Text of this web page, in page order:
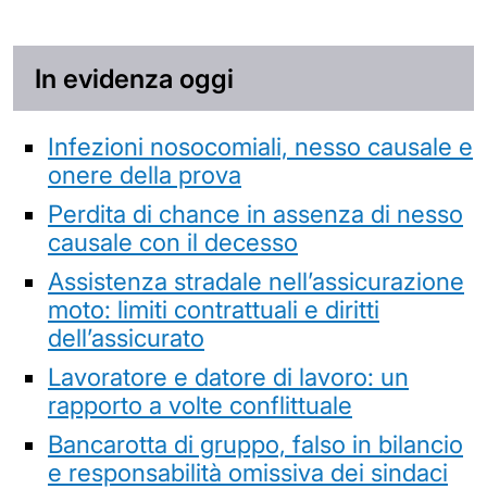
In evidenza oggi
Infezioni nosocomiali, nesso causale e
onere della prova
Perdita di chance in assenza di nesso
causale con il decesso
Assistenza stradale nell’assicurazione
moto: limiti contrattuali e diritti
dell’assicurato
Lavoratore e datore di lavoro: un
rapporto a volte conflittuale
Bancarotta di gruppo, falso in bilancio
e responsabilità omissiva dei sindaci